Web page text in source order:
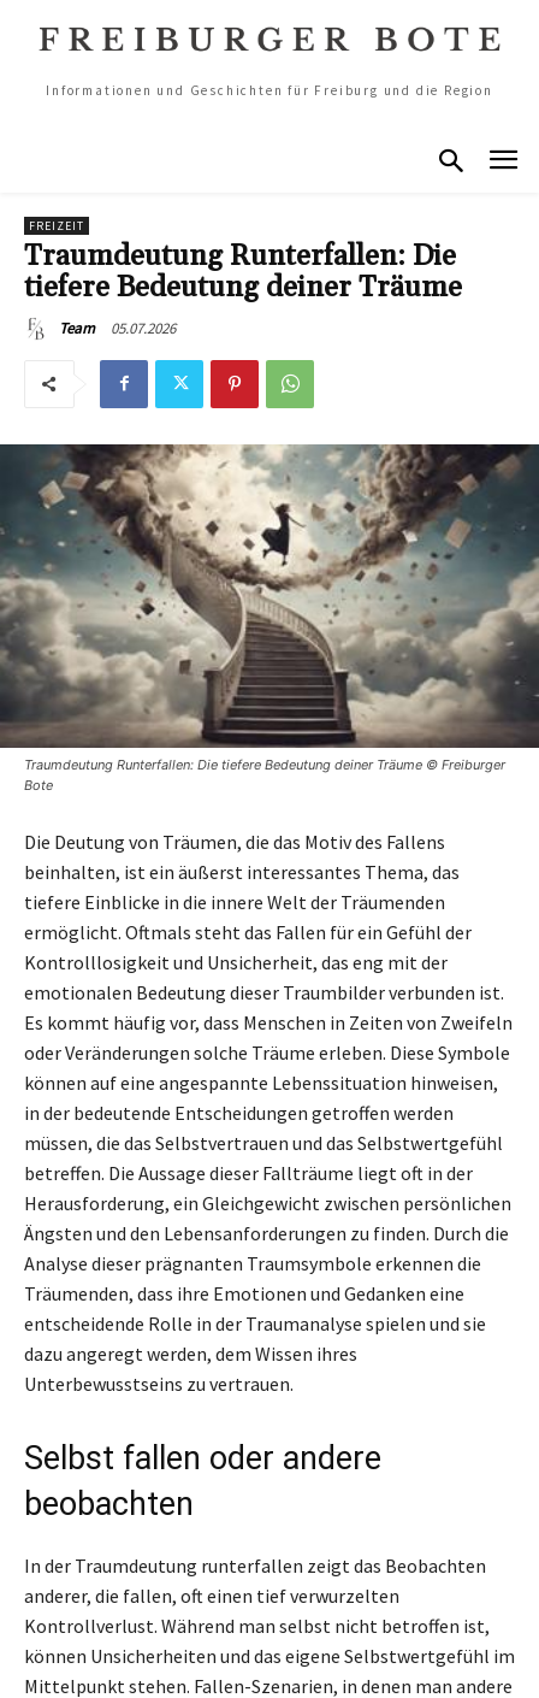
Informationen und Geschichten für Freiburg und die Region
FREIZEIT
Traumdeutung Runterfallen: Die
tiefere Bedeutung deiner Träume
Team 05.07.2026
Traumdeutung Runterfallen: Die tiefere Bedeutung deiner Träume © Freiburger
Bote
Die Deutung von Träumen, die das Motiv des Fallens
beinhalten, ist ein äußerst interessantes Thema, das
tiefere Einblicke in die innere Welt der Träumenden
ermöglicht. Oftmals steht das Fallen für ein Gefühl der
Kontrolllosigkeit und Unsicherheit, das eng mit der
emotionalen Bedeutung dieser Traumbilder verbunden ist.
Es kommt häufig vor, dass Menschen in Zeiten von Zweifeln
oder Veränderungen solche Träume erleben. Diese Symbole
können auf eine angespannte Lebenssituation hinweisen,
in der bedeutende Entscheidungen getroffen werden
müssen, die das Selbstvertrauen und das Selbstwertgefühl
betreffen. Die Aussage dieser Fallträume liegt oft in der
Herausforderung, ein Gleichgewicht zwischen persönlichen
Ängsten und den Lebensanforderungen zu finden. Durch die
Analyse dieser prägnanten Traumsymbole erkennen die
Träumenden, dass ihre Emotionen und Gedanken eine
entscheidende Rolle in der Traumanalyse spielen und sie
dazu angeregt werden, dem Wissen ihres
Unterbewusstseins zu vertrauen.
Selbst fallen oder andere
beobachten
In der Traumdeutung runterfallen zeigt das Beobachten
anderer, die fallen, oft einen tief verwurzelten
Kontrollverlust. Während man selbst nicht betroffen ist,
können Unsicherheiten und das eigene Selbstwertgefühl im
Mittelpunkt stehen. Fallen-Szenarien, in denen man andere